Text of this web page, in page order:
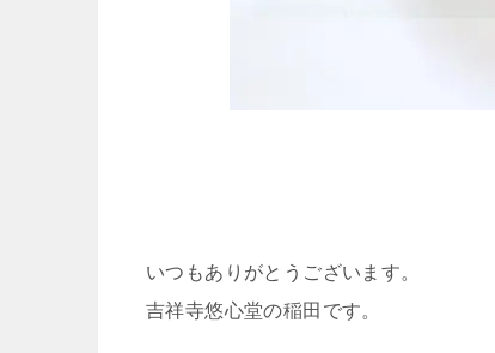
いつもありがとうございます。
吉祥寺悠心堂の稲田です。